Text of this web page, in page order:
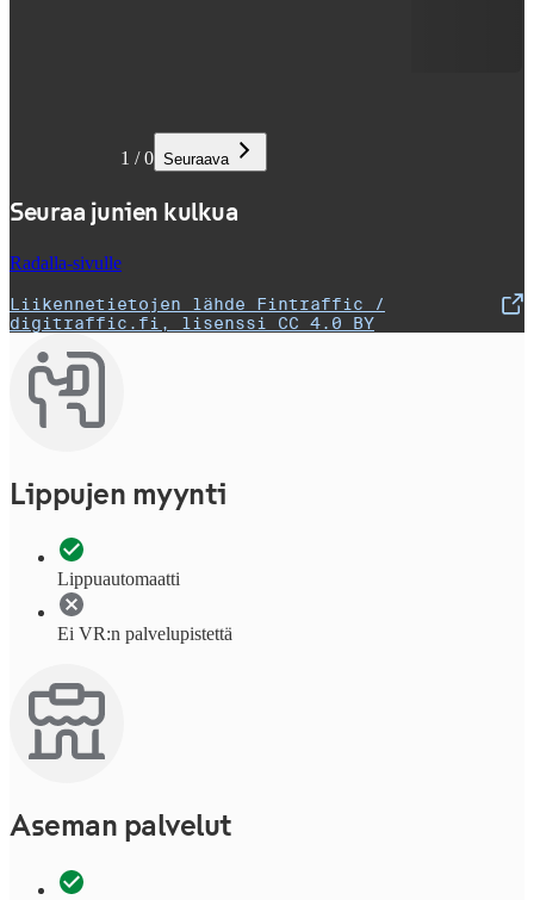
1 /0 Seuraava
Seuraa junien kulkua
Radalla-sivulle
Liikennetietojen lähde Fintraffic /
digitraffic.fi, lisenssi CC 4.0 BY
,Avataan uudessa välilehdessä
Lippujen myynti
Lippuautomaatti
Ei VR:n palvelupistettä
Aseman palvelut